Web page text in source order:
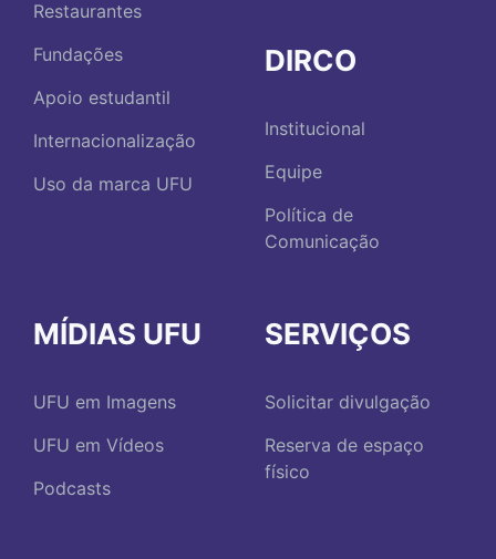
Restaurantes
Fundações
Apoio estudantil
Internacionalização
Uso da marca UFU
DIRCO
Institucional
Equipe
Política de
Comunicação
MÍDIAS UFU
UFU em Imagens
UFU em Vídeos
Podcasts
SERVIÇOS
Solicitar divulgação
Reserva de espaço
físico